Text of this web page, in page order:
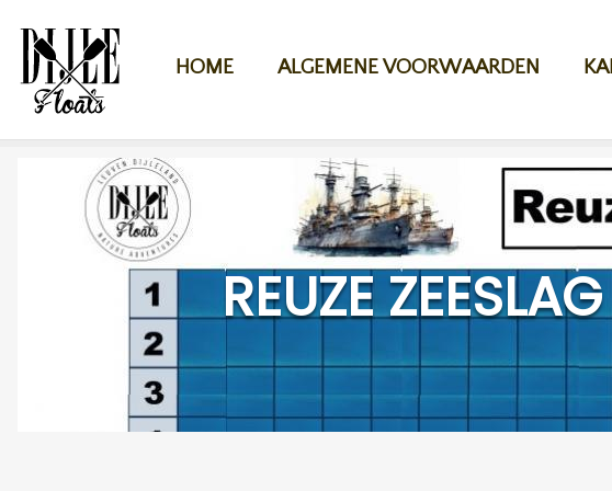
HOME ALGEMENE VOORWAARDEN
REUZE